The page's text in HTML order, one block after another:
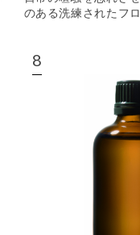
のある洗練されたフ